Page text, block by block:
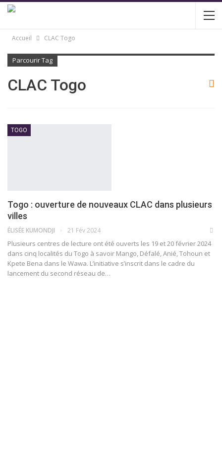
Accueil CLAC Togo
Parcourir Tag
CLAC Togo
TOGO
Togo : ouverture de nouveaux CLAC dans plusieurs
villes
ÉLISÉE KUMONDJI 21 Fév 2024
Plusieurs centres de lecture ont été ouverts les 19 et 20 février 2024
dans cinq localités du Togo à savoir Mango, Défalé, Anié, Tohoun et
Kpete Bena dans le Wawa. L’initiative s’inscrit dans le cadre du
lancement du second réseau de…